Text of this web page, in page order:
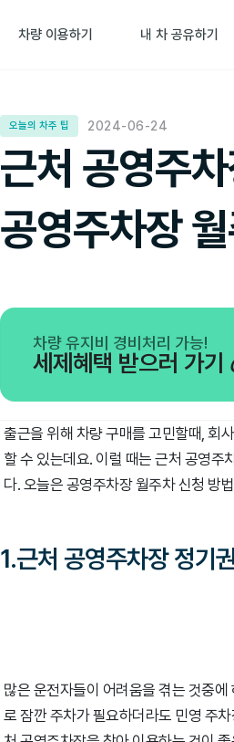
차량 이용하기 내 차 공유하기
오늘의 차주 팁 2024-06-24
근처 공영주
공영주차장
차량 유지비 경비처리 가능!
세제혜택 받으러 가기
출근을 위해 차량 구매를 고민할때, 회
할 수 있는데요. 이럴 때는 근처 공영주
다. 오늘은 공영주차장 월주차 신청 방
1.근처 공영주차장 정기
많은 운전자들이 어려움을 겪는 것중
로 잠깐 주차가 필요하더라도 민영 주